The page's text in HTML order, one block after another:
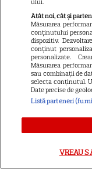
Atât noi, cât și
Măsurarea
conținutului
dispozitiv.
conținut
personalizate.
Măsurarea
sau combinații de
selecta conținutul.
Date precise de
Listă parteneri
VREAU